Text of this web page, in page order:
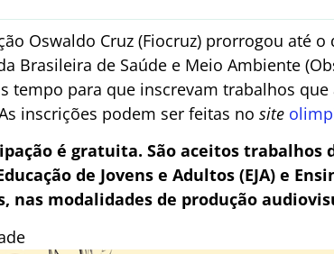
Oswaldo Cruz (Fiocruz) prorrogou até
Brasileira de Saúde e Meio Ambiente
tempo para que inscrevam trabalhos
inscrições podem ser feitas no site
é gratuita. São aceitos trabalhos
de Jovens e Adultos (EJA) e
nas modalidades de produção